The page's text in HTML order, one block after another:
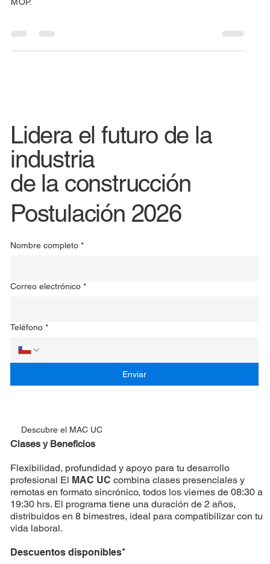
MOP.
Descubre el MAC UC
Clases y Beneficios
Flexibilidad, profundidad y apoyo para tu desarrollo
profesional El MAC UC combina clases presenciales y
remotas en formato sincrónico, todos los viernes de 08:30 a
19:30 hrs. El programa tiene una duración de 2 años,
distribuidos en 8 bimestres, ideal para compatibilizar con tu
vida laboral.
Descuentos disponibles*
Lidera el futuro de la
industria
de la construcción
Nombre completo *
Correo electrónico *
Teléfono *
Enviar
Postulación 2026